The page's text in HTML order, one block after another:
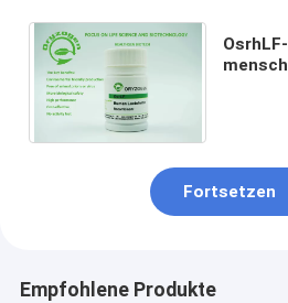
Fortsetzen
Empfohlene Produkte